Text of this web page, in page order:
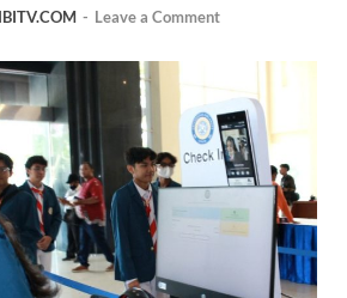
- Leave a Comment